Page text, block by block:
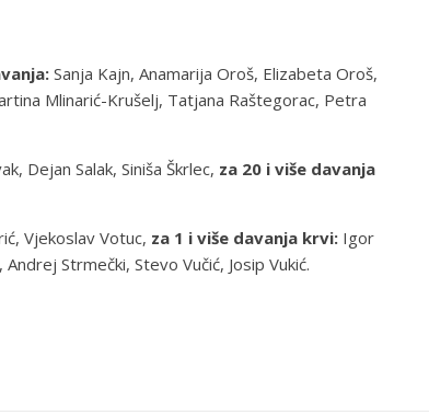
Sanja Kajn, Anamarija Oroš, Elizabeta Oroš,
Mlinarić-Krušelj, Tatjana Raštegorac, Petra
Dejan Salak, Siniša Škrlec, za 20 i više davanja
Vjekoslav Votuc, za 1 i više davanja krvi: Igor
Strmečki, Stevo Vučić, Josip Vukić.